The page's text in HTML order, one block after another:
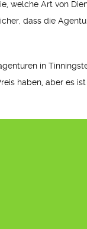
welche Art von
dass die
in
haben, aber es